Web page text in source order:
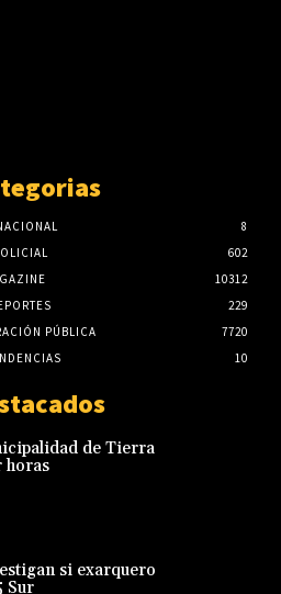
8
602
10312
229
PÚBLICA
7720
10
de Tierra
horas
si exarquero
Sur